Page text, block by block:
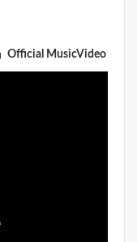
Official MusicVideo